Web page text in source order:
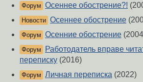
Форум Осеннее обострение?!
Новости Осеннее обострение
Форум Осенние обострение
Форум
Работодатель вправе
переписку (2016)
Форум Личная переписка (2022)